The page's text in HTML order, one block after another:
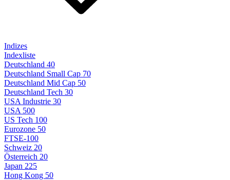
Indizes
Indexliste
Deutschland 40
Deutschland Small Cap 70
Deutschland Mid Cap 50
Deutschland Tech 30
USA Industrie 30
USA 500
US Tech 100
Eurozone 50
FTSE-100
Schweiz 20
Österreich 20
Japan 225
Hong Kong 50